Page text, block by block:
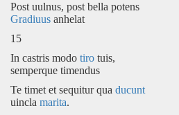
Post uulnus, post bella potens
Gradiuus anhelat
15
In castris modo tiro tuis,
semperque timendus
Te timet et sequitur qua ducunt
uincla marita.